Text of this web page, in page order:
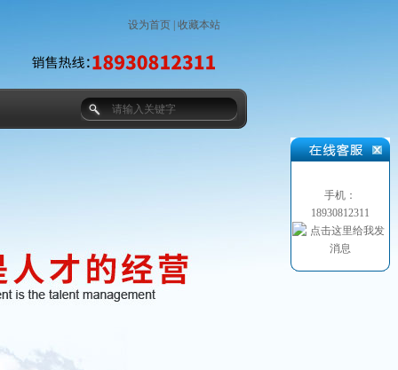
设为首页| 收藏本站
手机：
18930812311